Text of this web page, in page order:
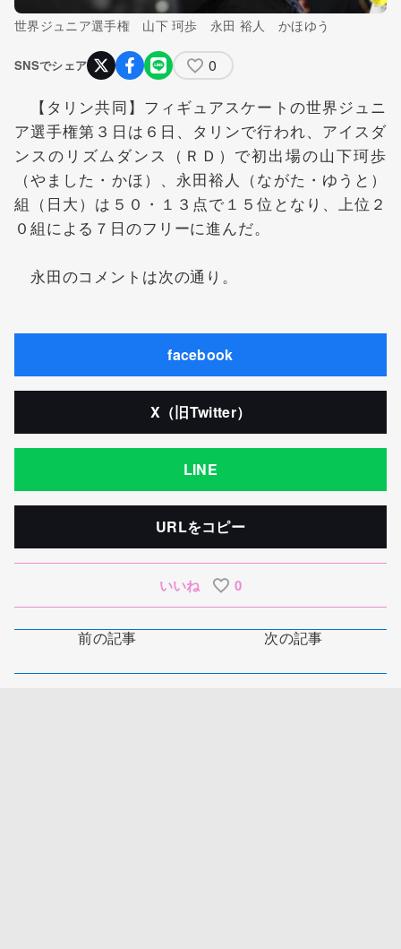
世界ジュニア選手権 山下 珂歩 永田 裕人 かほゆう
SNSでシェア 0
【タリン共同】フィギュアスケートの世界ジュニ
ア選手権第３日は６日、タリンで行われ、アイスダ
ンスのリズムダンス（ＲＤ）で初出場の山下珂歩
（やました・かほ）、永田裕人（ながた・ゆうと）
組（日大）は５０・１３点で１５位となり、上位２
０組による７日のフリーに進んだ。
永田のコメントは次の通り。
facebook
X（旧Twitter）
LINE
URLをコピー
いいね 0
前の記事 次の記事